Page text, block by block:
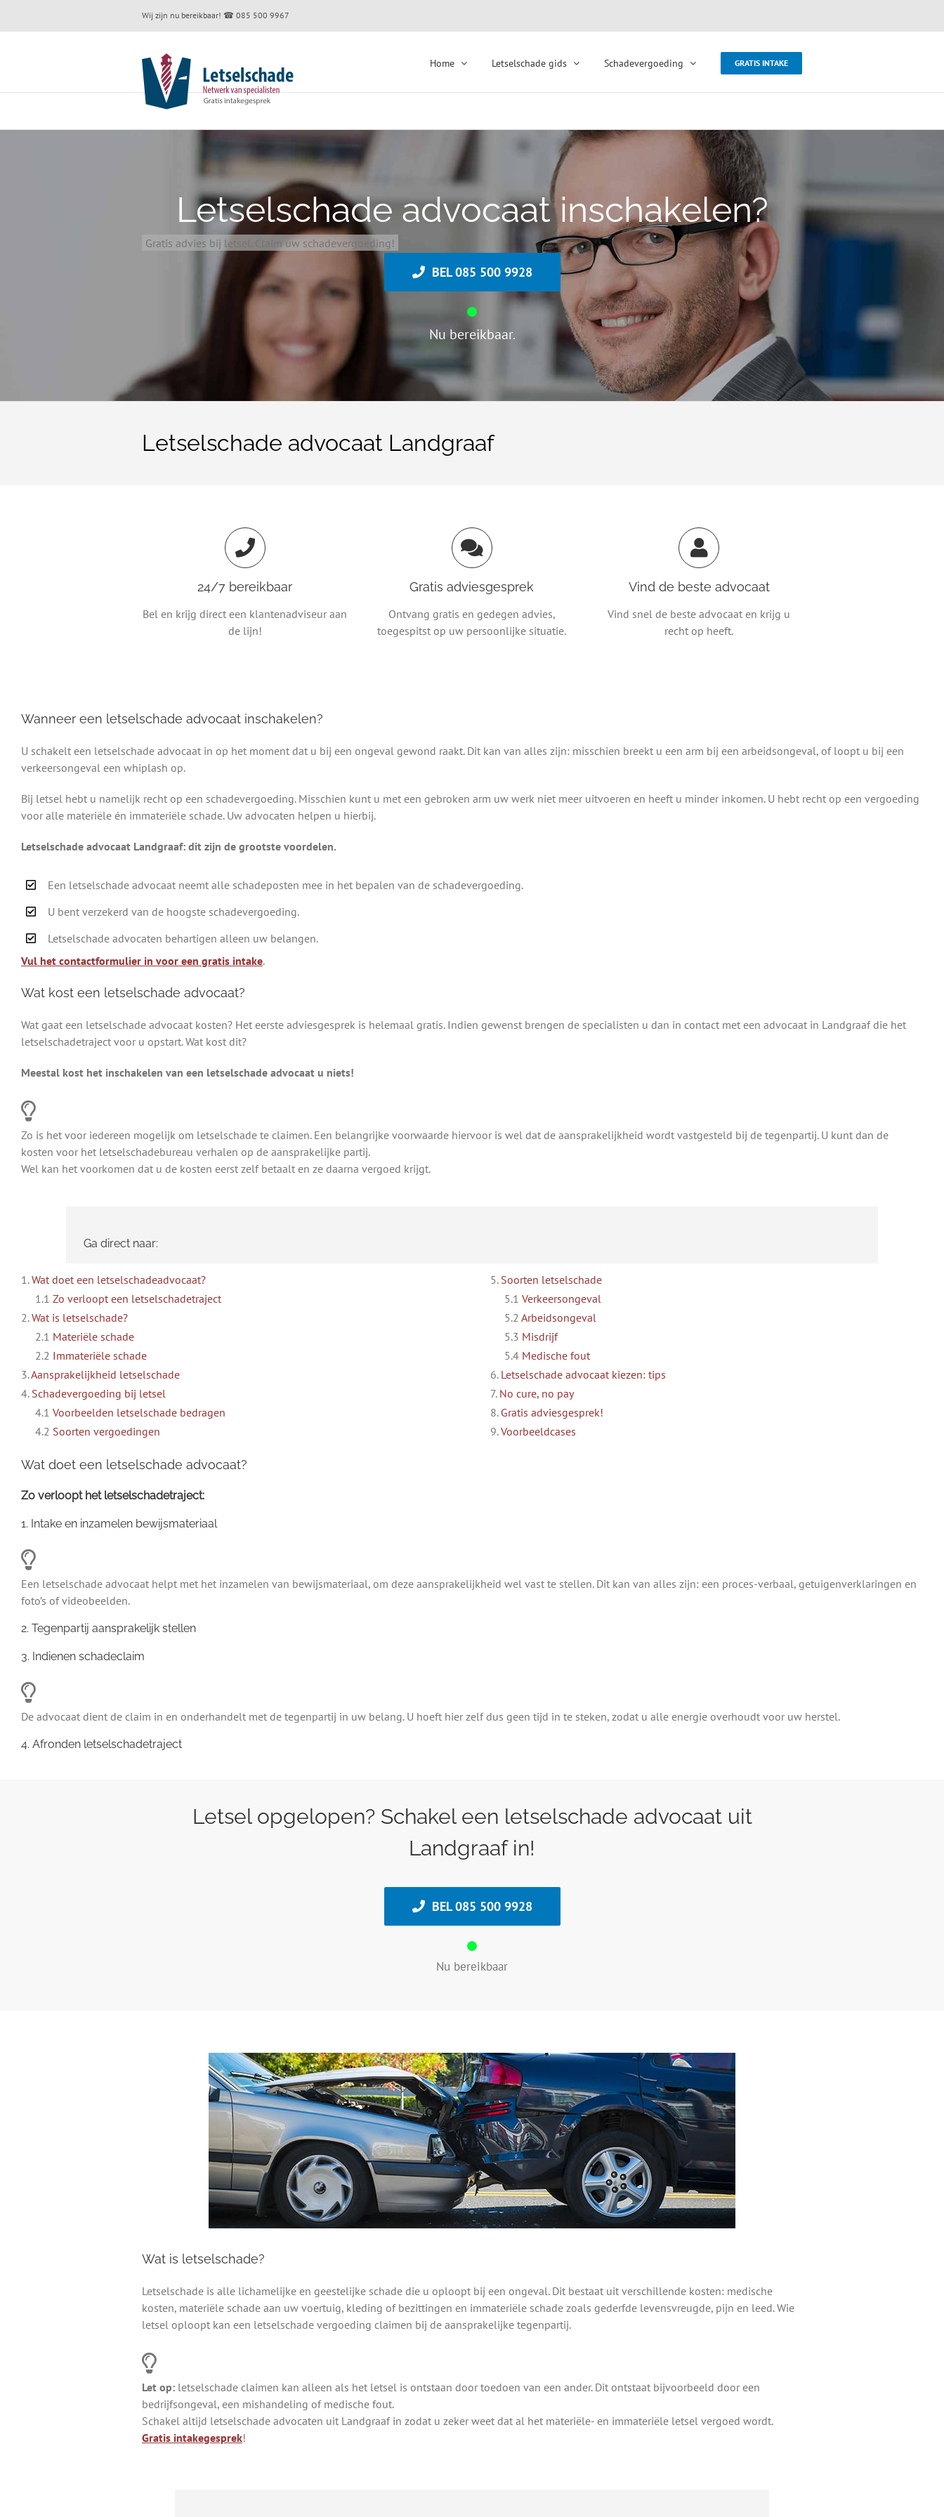
Wij zijn nu bereikbaar! ☎ 085 500 9967
Home Letselschade gids Schadevergoeding GRATIS INTAKE
Letselschade advocaat inschakelen?
Gratis advies bij letsel. Claim uw schadevergoeding!
BEL 085 500 9928
Nu bereikbaar.
Letselschade advocaat Landgraaf
24/7 bereikbaar
Bel en krijg direct een klantenadviseur aan
de lijn!
Gratis adviesgesprek
Ontvang gratis en gedegen advies,
toegespitst op uw persoonlijke situatie.
Vind de beste advocaat
Vind snel de beste advocaat en krijg u
recht op heeft.
Wanneer een letselschade advocaat inschakelen?
U schakelt een letselschade advocaat in op het moment dat u bij een ongeval gewond raakt. Dit kan van alles zijn: misschien breekt u een arm bij een arbeidsongeval, of loopt u bij een
verkeersongeval een whiplash op.
Bij letsel hebt u namelijk recht op een schadevergoeding. Misschien kunt u met een gebroken arm uw werk niet meer uitvoeren en heeft u minder inkomen. U hebt recht op een vergoeding
voor alle materiële én immateriële schade. Uw advocaten helpen u hierbij.
Letselschade advocaat Landgraaf: dit zijn de grootste voordelen.
Een letselschade advocaat neemt alle schadeposten mee in het bepalen van de schadevergoeding.
U bent verzekerd van de hoogste schadevergoeding.
Letselschade advocaten behartigen alleen uw belangen.
Vul het contactformulier in voor een gratis intake.
Wat kost een letselschade advocaat?
Wat gaat een letselschade advocaat kosten? Het eerste adviesgesprek is helemaal gratis. Indien gewenst brengen de specialisten u dan in contact met een advocaat in Landgraaf die het
letselschadetraject voor u opstart. Wat kost dit?
Meestal kost het inschakelen van een letselschade advocaat u niets!
Zo is het voor iedereen mogelijk om letselschade te claimen. Een belangrijke voorwaarde hiervoor is wel dat de aansprakelijkheid wordt vastgesteld bij de tegenpartij. U kunt dan de
kosten voor het letselschadebureau verhalen op de aansprakelijke partij.
Wel kan het voorkomen dat u de kosten eerst zelf betaalt en ze daarna vergoed krijgt.
Ga direct naar:
1.Wat doet een letselschadeadvocaat?
1.1 Zo verloopt een letselschadetraject
2.Wat is letselschade?
2.1 Materiële schade
2.2 Immateriële schade
3.Aansprakelijkheid letselschade
4. Schadevergoeding bij letsel
4.1 Voorbeelden letselschade bedragen
4.2 Soorten vergoedingen
5. Soorten letselschade
5.1 Verkeersongeval
5.2 Arbeidsongeval
5.3 Misdrijf
5.4 Medische fout
6. Letselschade advocaat kiezen: tips
7. No cure, no pay
8. Gratis adviesgesprek!
9.Voorbeeldcases
Wat doet een letselschade advocaat?
Zo verloopt het letselschadetraject:
1. Intake en inzamelen bewijsmateriaal
Een letselschade advocaat helpt met het inzamelen van bewijsmateriaal, om deze aansprakelijkheid wel vast te stellen. Dit kan van alles zijn: een proces-verbaal, getuigenverklaringen en
foto’s of videobeelden.
2. Tegenpartij aansprakelijk stellen
3. Indienen schadeclaim
De advocaat dient de claim in en onderhandelt met de tegenpartij in uw belang. U hoeft hier zelf dus geen tijd in te steken, zodat u alle energie overhoudt voor uw herstel.
4. Afronden letselschadetraject
Letsel opgelopen? Schakel een letselschade advocaat uit
Landgraaf in!
BEL 085 500 9928
Nu bereikbaar
Wat is letselschade?
Letselschade is alle lichamelijke en geestelijke schade die u oploopt bij een ongeval. Dit bestaat uit verschillende kosten: medische
kosten, materiële schade aan uw voertuig, kleding of bezittingen en immateriële schade zoals gederfde levensvreugde, pijn en leed. Wie
letsel oploopt kan een letselschade vergoeding claimen bij de aansprakelijke tegenpartij.
Let op: letselschade claimen kan alleen als het letsel is ontstaan door toedoen van een ander. Dit ontstaat bijvoorbeeld door een
bedrijfsongeval, een mishandeling of medische fout.
Schakel altijd letselschade advocaten uit Landgraaf in zodat u zeker weet dat al het materiële- en immateriële letsel vergoed wordt.
Gratis intakegesprek!